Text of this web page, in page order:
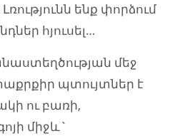
ենք փորձում
հյուսել…
մեջ
պտույտներ է
ու բառի,
միջև`